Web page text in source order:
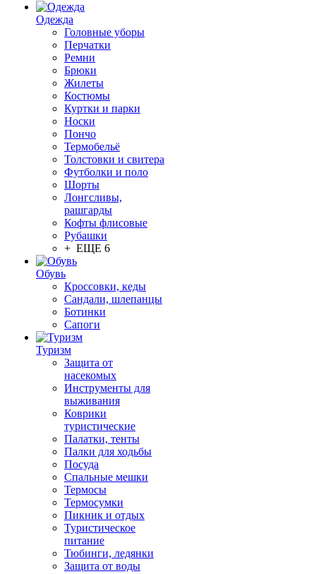
Одежда
Головные уборы
Перчатки
Ремни
Брюки
Жилеты
Костюмы
Куртки и парки
Носки
Пончо
Термобельё
Толстовки и свитера
Футболки и поло
Шорты
Лонгсливы,
рашгарды
Кофты флисовые
Рубашки
+ ЕЩЕ 6
Обувь
Кроссовки, кеды
Сандали, шлепанцы
Ботинки
Сапоги
Туризм
Защита от
насекомых
Инструменты для
выживания
Коврики
туристические
Палатки, тенты
Палки для ходьбы
Посуда
Спальные мешки
Термосы
Термосумки
Пикник и отдых
Туристическое
питание
Тюбинги, ледянки
Защита от воды